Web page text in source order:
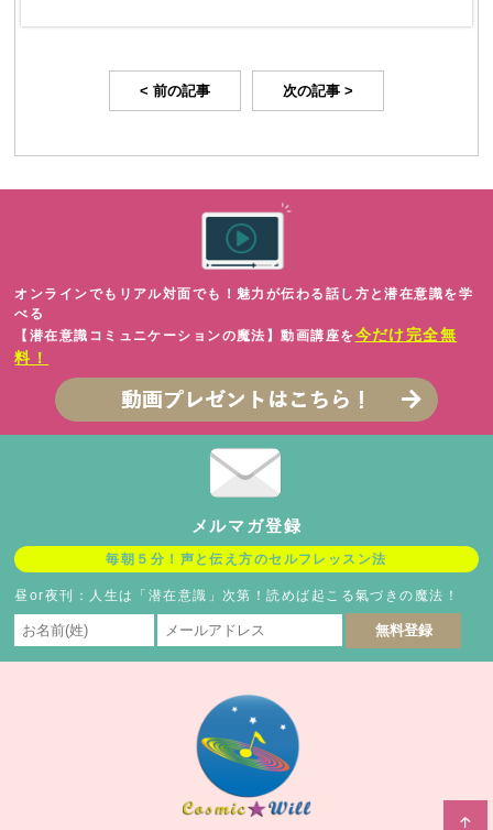
< 前の記事 次の記事 >
オンラインでもリアル対面でも！魅力が伝わる話し方と潜在意識を学
べる
【潜在意識コミュニケーションの魔法】動画講座を今だけ完全無
料！
メルマガ登録
毎朝５分！声と伝え方のセルフレッスン法
昼or夜刊：人生は「潜在意識」次第！読めば起こる氣づきの魔法！